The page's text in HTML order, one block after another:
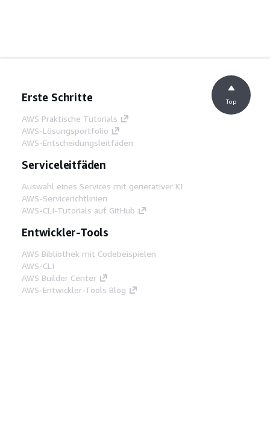
Erste Schritte
AWS Praktische Tutorials
AWS-Lösungsportfolio
AWS-Entscheidungsleitfäden
Serviceleitfäden
Auswahl eines Services mit generativer KI
AWS-Servicerichtlinien
AWS-CLI-Tutorials auf GitHub
Entwickler-Tools
AWS Bibliothek mit Codebeispielen
AWS-CLI
AWS Builder Center
AWS-Entwickler-Tools Blog
Top